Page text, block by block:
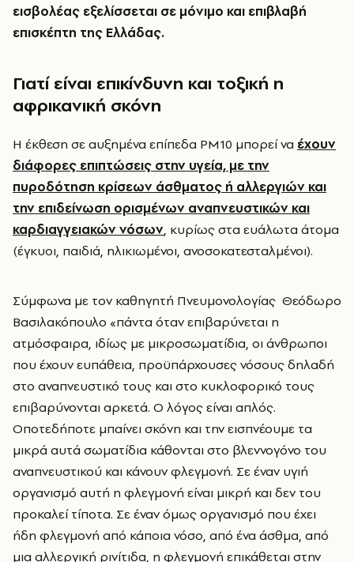
εισβολέας εξελίσσεται σε μόνιμο και επιβλαβή
επισκέπτη της Ελλάδας.
Γιατί είναι επικίνδυνη και τοξική η
αφρικανική σκόνη
Η έκθεση σε αυξημένα επίπεδα PM10 μπορεί να έχουν
διάφορες επιπτώσεις στην υγεία, με την
πυροδότηση κρίσεων άσθματος ή αλλεργιών και
την επιδείνωση ορισμένων αναπνευστικών και
καρδιαγγειακών νόσων, κυρίως στα ευάλωτα άτομα
(έγκυοι, παιδιά, ηλικιωμένοι, ανοσοκατεσταλμένοι).
Σύμφωνα με τον καθηγητή Πνευμονολογίας Θεόδωρο
Βασιλακόπουλο «πάντα όταν επιβαρύνεται η
ατμόσφαιρα, ιδίως με μικροσωματίδια, οι άνθρωποι
που έχουν ευπάθεια, προϋπάρχουσες νόσους δηλαδή
στο αναπνευστικό τους και στο κυκλοφορικό τους
επιβαρύνονται αρκετά. Ο λόγος είναι απλός.
Οποτεδήποτε μπαίνει σκόνη και την εισπνέουμε τα
μικρά αυτά σωματίδια κάθονται στο βλεννογόνο του
αναπνευστικού και κάνουν φλεγμονή. Σε έναν υγιή
οργανισμό αυτή η φλεγμονή είναι μικρή και δεν του
προκαλεί τίποτα. Σε έναν όμως οργανισμό που έχει
ήδη φλεγμονή από κάποια νόσο, από ένα άσθμα, από
μια αλλεργική ρινίτιδα, η φλεγμονή επικάθεται στην